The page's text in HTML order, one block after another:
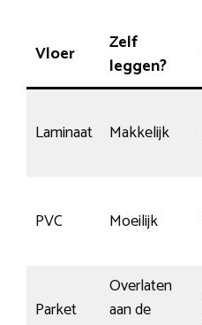
Vloer
Zelf
leggen?
Laminaat Makkelijk
PVC Moeilijk
Parket
Overlaten
aan de